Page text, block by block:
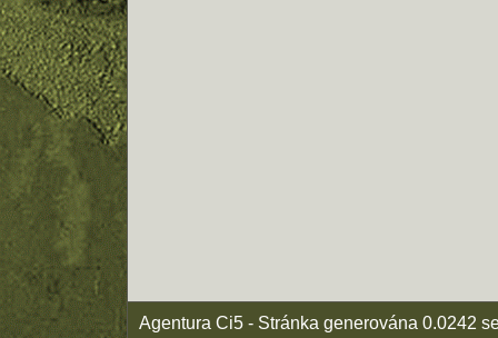
Agentura Ci5 - Stránka generována 0.0242